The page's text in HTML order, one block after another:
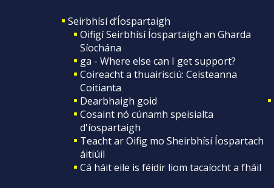
Seirbhísí d’Íospartaigh
Oifigí Seirbhísí Íospartaigh an Gharda
Síochána
ga - Where else can I get support?
Coireacht a thuairisciú: Ceisteanna
Coitianta
Dearbhaigh goid
Cosaint nó cúnamh speisialta
d'íospartaigh
Teacht ar Oifig mo Sheirbhísí Íospartach
áitiúil
Cá háit eile is féidir liom tacaíocht a fháil